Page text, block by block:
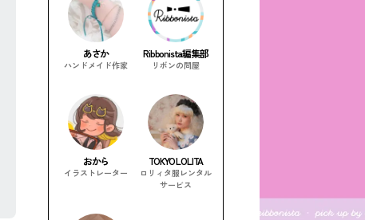
あさか
ハンドメイド作家
Ribbonista編集部
リボンの問屋
おから
イラストレーター
TOKYO LOLITA
ロリィタ服レンタル
サービス